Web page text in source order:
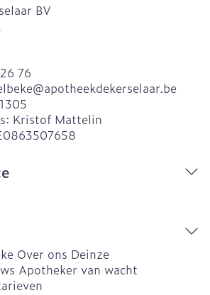
BV
76
apotheekdekerselaar.be
Kristof Mattelin
Over ons Deinze
Apotheker van wacht